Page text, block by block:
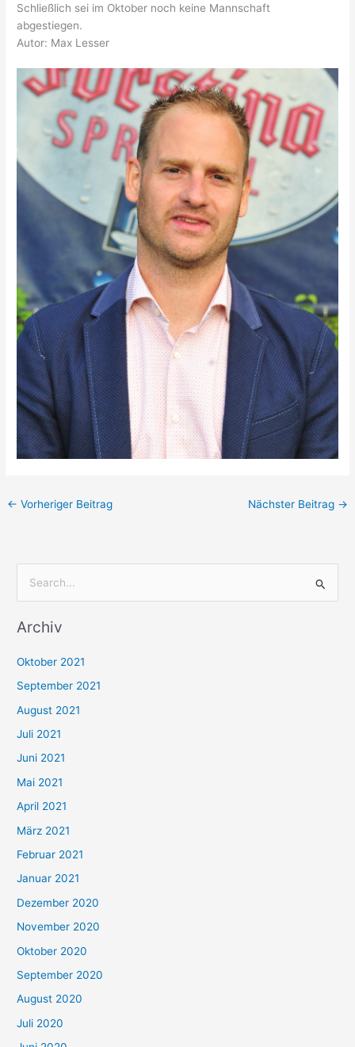
Schließlich sei im Oktober noch keine Mannschaft
abgestiegen.
Autor: Max Lesser
← Vorheriger Beitrag Nächster Beitrag →
c
n
n
a
c
h
:
Archiv
Oktober 2021
September 2021
August 2021
Juli 2021
Juni 2021
Mai 2021
April 2021
März 2021
Februar 2021
Januar 2021
Dezember 2020
November 2020
Oktober 2020
September 2020
August 2020
Juli 2020